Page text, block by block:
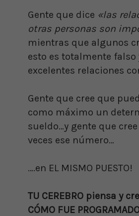
Gente que dice «las
otras personas son
mientras que algunos
esto es totalmente falso
excelentes relaciones
Gente que cree que
como máximo un
sueldo…y gente que
veces ese número…
….en EL MISMO PUESTO!
TU CEREBRO piensa y
CÓMO FUE